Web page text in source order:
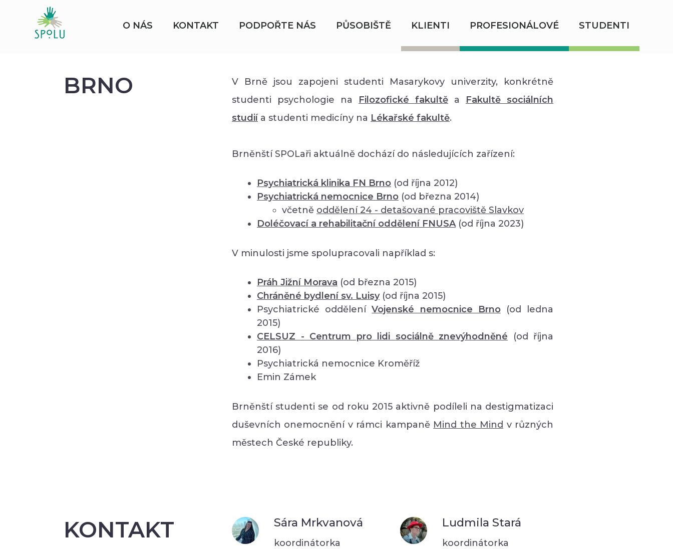
O NÁS KONTAKT PODPOŘTE NÁS PŮSOBIŠTĚ KLIENTI PROFESIONÁLOVÉ STUDENTI
BRNO
V Brně jsou zapojeni studenti Masarykovy univerzity, konkrétně
studenti psychologie na Filozofické fakultě a Fakultě sociálních
studií a studenti medicíny na Lékařské fakultě.
Brněnští SPOLaři aktuálně dochází do následujících zařízení:
Psychiatrická klinika FN Brno (od října 2012)
Psychiatrická nemocnice Brno (od března 2014)
včetně oddělení24 - detašované pracoviště Slavkov
Doléčovací a rehabilitační oddělení FNUSA (od října 2023)
V minulosti jsme spolupracovali například s:
Práh Jižní Morava (od března 2015)
Chráněné bydlení sv. Luisy (od října 2015)
Psychiatrické odděleníVojenské nemocnice Brno(od ledna
2015)
CELSUZ - Centrum pro lidi sociálně znevýhodněné
(od října
2016)
Psychiatrická nemocnice Kroměříž
Emin Zámek
Brněnští studenti se od roku 2015 aktivně podíleli na destigmatizaci
duševních onemocnění v rámci kampaně Mind the Mind v různých
městech České republiky.
KONTAKT Sára Mrkvanová
koordinátorka
Ludmila Stará
koordinátorka